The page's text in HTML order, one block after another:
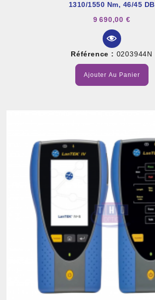
1310/1550 Nm, 46/45 DB
9 690,00 €
Référence : 0203944N
Ajouter Au Panier